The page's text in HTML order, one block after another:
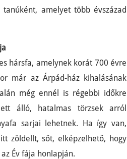
amelyet több évszázad
hársfa, amelynek korát 700 évre
már az Árpád-ház kihalásának
még ennél is régebbi időkre
álló, hatalmas törzsek arról
sarjai lehetnek. Ha így van,
zöldellt, sőt, elképzelhető, hogy
Év fája honlapján.